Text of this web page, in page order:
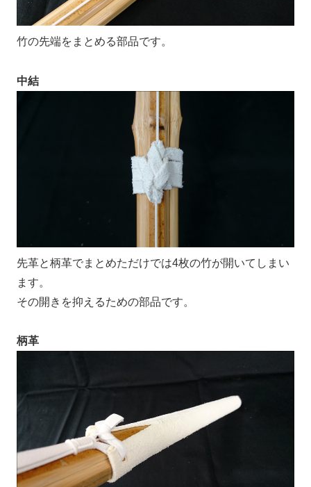
竹の先端をまとめる部品です。
中結
先革と柄革でまとめただけでは4枚の竹が開いてしまい
ます。
その開きを抑えるための部品です。
柄革